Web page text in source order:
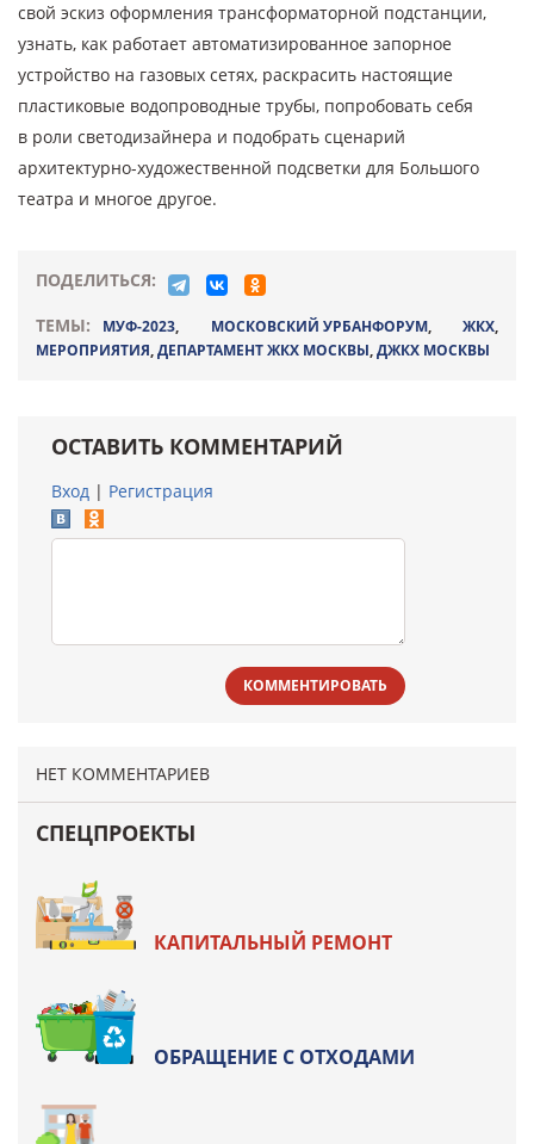
свой эскиз оформления трансформаторной подстанции,
узнать, как работает автоматизированное запорное
устройство на газовых сетях, раскрасить настоящие
пластиковые водопроводные трубы, попробовать себя
в роли светодизайнера и подобрать сценарий
архитектурно-художественной подсветки для Большого
театра и многое другое.
ПОДЕЛИТЬСЯ:
ТЕМЫ:
МУФ-2023, МОСКОВСКИЙ УРБАНФОРУМ, ЖКХ,
МЕРОПРИЯТИЯ,ДЕПАРТАМЕНТ ЖКХ МОСКВЫ,ДЖКХ МОСКВЫ
ОСТАВИТЬ КОММЕНТАРИЙ
Вход | Регистрация
КОММЕНТИРОВАТЬ
НЕТ КОММЕНТАРИЕВ
СПЕЦПРОЕКТЫ
КАПИТАЛЬНЫЙ РЕМОНТ
ОБРАЩЕНИЕ С ОТХОДАМИ